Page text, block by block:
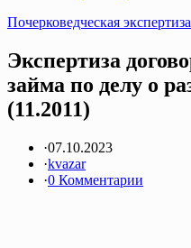
Почерковедческая
Экспертиза
займа по делу о
(11.2011)
·07.10.2023
·kvazar
·0 Комментарии